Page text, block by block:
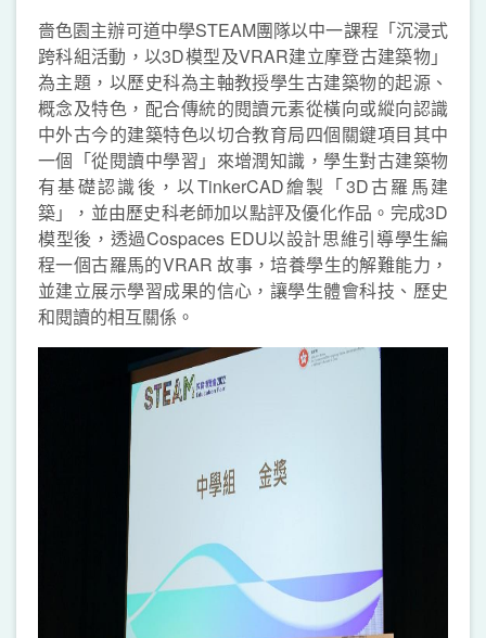
嗇色園主辦可道中學STEAM團隊以中一課程「沉浸式
跨科組活動，以3D模型及VRAR建立摩登古建築物」
為主題，以歷史科為主軸教授學生古建築物的起源、
概念及特色，配合傳統的閱讀元素從橫向或縱向認識
中外古今的建築特色以切合教育局四個關鍵項目其中
一個「從閱讀中學習」來增潤知識，學生對古建築物
有基礎認識後，以TinkerCAD繪製「3D古羅馬建
築」，並由歷史科老師加以點評及優化作品。完成3D
模型後，透過Cospaces EDU以設計思維引導學生編
程一個古羅馬的VRAR 故事，培養學生的解難能力，
並建立展示學習成果的信心，讓學生體會科技、歷史
和閱讀的相互關係。